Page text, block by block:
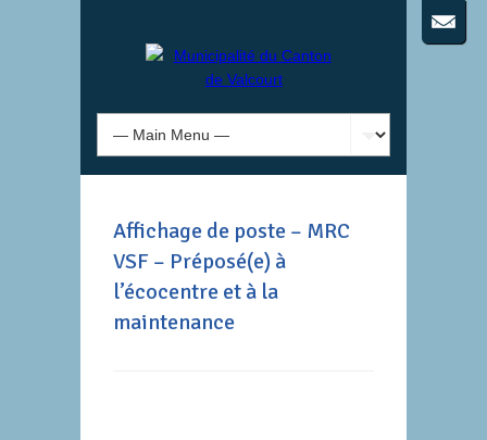
Affichage de poste – MRC
VSF – Préposé(e) à
l’écocentre et à la
maintenance